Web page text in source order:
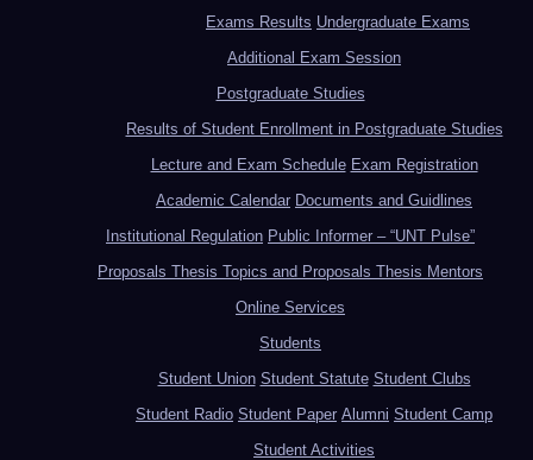
Exams Results Undergraduate Exams
Additional Exam Session
Postgraduate Studies
Results of Student Enrollment in Postgraduate Studies
Lecture and Exam Schedule Exam Registration
Academic Calendar Documents and Guidlines
Institutional Regulation Public Informer – “UNT Pulse”
Proposals Thesis Topics and Proposals Thesis Mentors
Online Services
Students
Student Union Student Statute Student Clubs
Student Radio Student Paper Alumni Student Camp
Student Activities